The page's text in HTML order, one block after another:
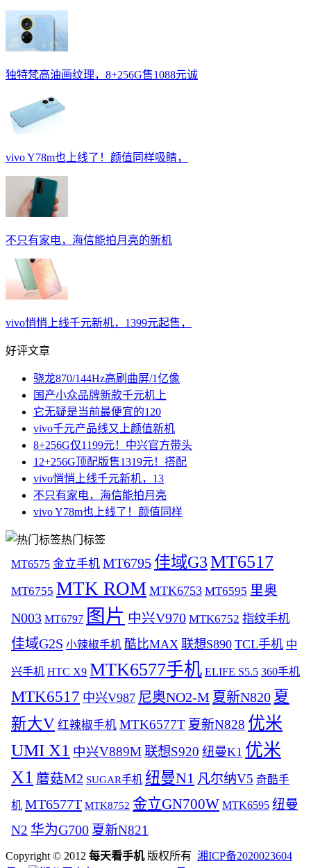
独特梵高油画纹理，8+256G售1088元诚
vivo Y78m也上线了！颜值同样吸睛，
不只有家电，海信能拍月亮的新机
vivo悄悄上线千元新机，1399元起售，
好评文章
骁龙870/144Hz高刷曲屏/1亿像
国产小众品牌新款千元机上
它无疑是当前最便宜的120
vivo千元产品线又上颜值新机
8+256G仅1199元！中兴官方带头
12+256G顶配版售1319元！搭配
vivo悄悄上线千元新机，13
不只有家电，海信能拍月亮
vivo Y78m也上线了！颜值同样
热门标签
MT6575 金立手机 MT6795 佳域G3MT6517
MT6755 MTK ROM MTK6753 MT6595 里奥
N003 MT6797 图片 中兴V970 MTK6752 指纹手机
佳域G2S 小辣椒手机 酷比MAX 联想S890 TCL手机 中
兴手机 HTC X9 MTK6577手机 ELIFE S5.5 360手机
MTK6517 中兴V987 尼奥NO2-M 夏新N820 夏
新大V 红辣椒手机 MTK6577T 夏新N828 优米
UMI X1 中兴V889M 联想S920 纽曼K1 优米
X1 蘑菇M2 SUGAR手机 纽曼N1 凡尔纳V5 奇酷手
机 MT6577T MTK8752 金立GN700W MTK6595 纽曼
N2 华为G700 夏新N821
Copyright © 2012 每天看手机版权所有 湘ICP备2020023604